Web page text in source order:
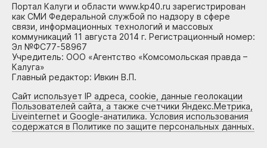
Портал Калуги и области www.kp40.ru зарегистрирован
как СМИ Федеральной службой по надзору в сфере
связи, информационных технологий и массовых
коммуникаций 11 августа 2014 г. Регистрационный номер:
Эл №ФС77-58967
Учредитель: ООО «Агентство «Комсомольская правда –
Калуга»
Главный редактор: Ивкин В.П.
Сайт использует IP адреса, cookie, данные геолокации
Пользователей сайта, а также счетчики Яндекс.Метрика,
Liveinternet и Google-анатилика. Условия использования
содержатся в Политике по защите персональных данных.